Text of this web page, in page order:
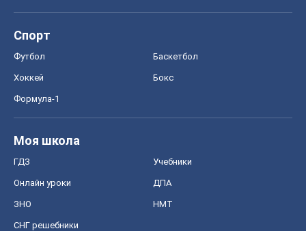
Спорт
Футбол Баскетбол
Хоккей Бокс
Формула-1
Моя школа
ГДЗ Учебники
Онлайн уроки ДПА
ЗНО НМТ
СНГ решебники